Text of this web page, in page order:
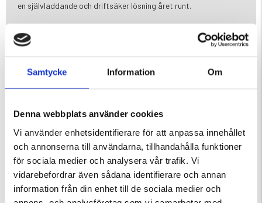
Samtycke Information Om
Denna webbplats använder cookies
Vi använder enhetsidentifierare för att anpassa innehållet
och annonserna till användarna, tillhandahålla funktioner
för sociala medier och analysera vår trafik. Vi
vidarebefordrar även sådana identifierare och annan
information från din enhet till de sociala medier och
en självladdande och driftsäker lösning året runt.
Anpassat för Reolink TrackMix batterikameror
Ger direkt ström till kameran vid låga temperaturer (ner till
Klarar laddning via solpanel ner till -10°C (med kompatibel
Kompatibel med Reolink solpaneler
IP67-klassad – damm- och vattentät
Slitstarkt metallhölje för tuffa utomhusmiljöer
Utvecklad för pålitlig användning året runt